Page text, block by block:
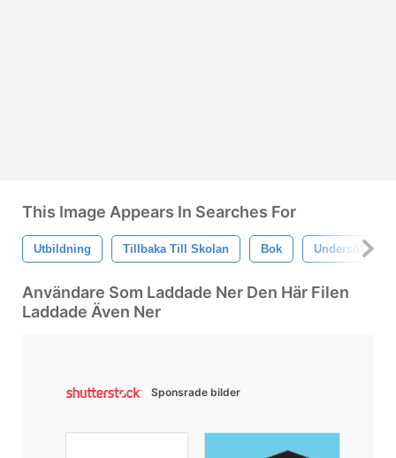
This Image Appears In Searches For
Utbildning Tillbaka Till Skolan Bok Undersöka
Användare Som Laddade Ner Den Här Filen
Laddade Även Ner
Sponsrade bilder